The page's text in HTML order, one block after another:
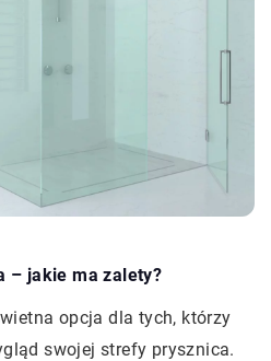
– jakie ma zalety?
opcja dla tych, którzy
swojej strefy prysznica.